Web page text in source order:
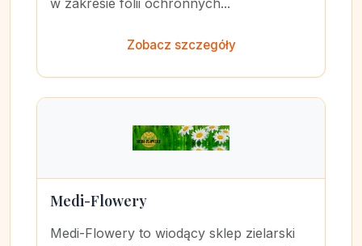
w zakresie folii ochronnych...
Zobacz szczegóły
Medi-Flowery
Medi-Flowery to wiodący sklep zielarski